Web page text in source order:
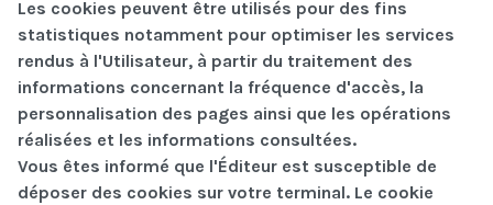
Les cookies peuvent être utilisés pour des fins
statistiques notamment pour optimiser les services
rendus à l'Utilisateur, à partir du traitement des
informations concernant la fréquence d'accès, la
personnalisation des pages ainsi que les opérations
réalisées et les informations consultées.
Vous êtes informé que l'Éditeur est susceptible de
déposer des cookies sur votre terminal. Le cookie